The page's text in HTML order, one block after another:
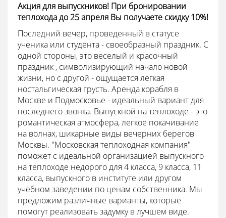
Акция для выпускников! При бронировании
теплохода до 25 апреля Вы получаете скидку 10%!
Последний вечер, проведенный в статусе
ученика или студента - своеобразный праздник. С
одной стороны, это веселый и красочный
праздник , символизирующий начало новой
жизни, но с другой - ощущается легкая
ностальгическая грусть. Аренда корабля в
Москве и Подмосковье - идеальный вариант для
последнего звонка. Выпускной на теплоходе - это
романтическая атмосфера, легкое покачивание
на волнах, шикарные виды вечерних берегов
Москвы. "Московская теплоходная компания"
поможет с идеальной организацией выпускного
на теплоходе недорого для 4 класса, 9 класса, 11
класса, выпускного в институте или другом
учебном заведении по ценам собственника. Мы
предложим различные варианты, которые
помогут реализовать задумку в лучшем виде.